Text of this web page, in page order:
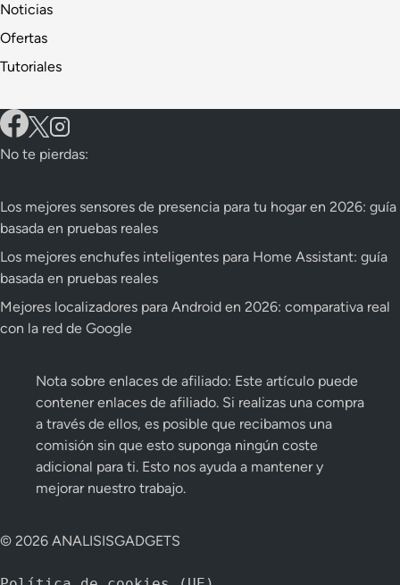
Noticias
Ofertas
Tutoriales
No te pierdas:
Los mejores sensores de presencia para tu hogar en 2026: guía
basada en pruebas reales
Los mejores enchufes inteligentes para Home Assistant: guía
basada en pruebas reales
Mejores localizadores para Android en 2026: comparativa real
con la red de Google
Nota sobre enlaces de afiliado: Este artículo puede
contener enlaces de afiliado. Si realizas una compra
a través de ellos, es posible que recibamos una
comisión sin que esto suponga ningún coste
adicional para ti. Esto nos ayuda a mantener y
mejorar nuestro trabajo.
© 2026 ANALISISGADGETS